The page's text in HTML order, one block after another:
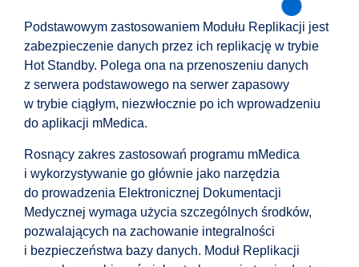
Podstawowym zastosowaniem Modułu Replikacji jest
zabezpieczenie danych przez ich replikację w trybie
Hot Standby. Polega ona na przenoszeniu danych
z serwera podstawowego na serwer zapasowy
w trybie ciągłym, niezwłocznie po ich wprowadzeniu
do aplikacji mMedica.
Rosnący zakres zastosowań programu mMedica
i wykorzystywanie go głównie jako narzędzia
do prowadzenia Elektronicznej Dokumentacji
Medycznej wymaga użycia szczególnych środków,
pozwalających na zachowanie integralności
i bezpieczeństwa bazy danych. Moduł Replikacji